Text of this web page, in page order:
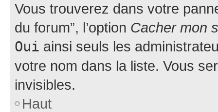
Vous trouverez dans votre
du forum”, l’option Cacher mon
Oui ainsi seuls les
votre nom dans la liste. Vous
invisibles.
Haut